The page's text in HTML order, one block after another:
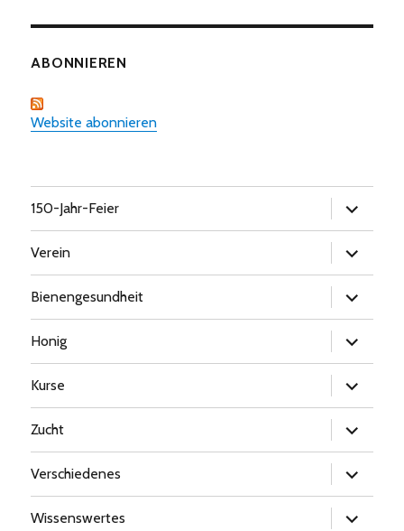
ABONNIEREN
Website abonnieren
150-Jahr-Feier
öffnen
Verein
öffnen
Bienengesundheit
öffnen
Honig
öffnen
Kurse
öffnen
Zucht
öffnen
Verschiedenes
öffnen
Wissenswertes